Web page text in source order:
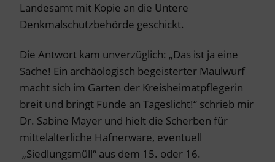
Landesamt mit Kopie an die Untere
Denkmalschutzbehörde geschickt.
Die Antwort kam unverzüglich: „Das ist ja eine
Sache! Ein archäologisch begeisterter Maulwurf
macht sich im Garten der Kreisheimatpflegerin
breit und bringt Funde an Tageslicht!“ schrieb mir
Dr. Sabine Mayer und hielt die Scherben für
mittelalterliche Hafnerware, eventuell
„Siedlungsmüll“ aus dem 15. oder 16.